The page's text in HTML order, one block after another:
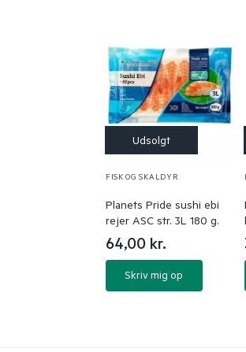
FISK OG SKALDYR
Planets Pride sushi ebi
rejer ASC str. 3L 180 g.
64,00 kr.
Skriv mig op